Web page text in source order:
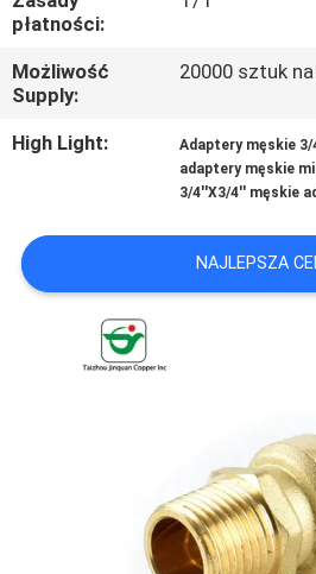
SIĘ
Z
AKTUALNOŚCI
POPROSIĆ
WYCENĘ
płatności:
Możliwość
Supply:
20000 sztuk
High Light: Adaptery męskie
adaptery męskie
3/4''X3/4'' męskie
NAJLEPSZA